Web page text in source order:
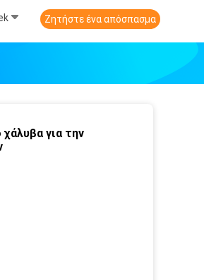
Ζητήστε ένα απόσπασμα
για την